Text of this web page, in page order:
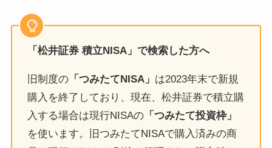
「松井証券 積立NISA」で検索した方へ
旧制度の 「つみたてNISA」 は2023年末で新規
購入を終了しており、現在、松井証券で積立購
入する場合は現行NISAの 「つみたて投資枠」
を使います。旧つみたてNISAで購入済みの商